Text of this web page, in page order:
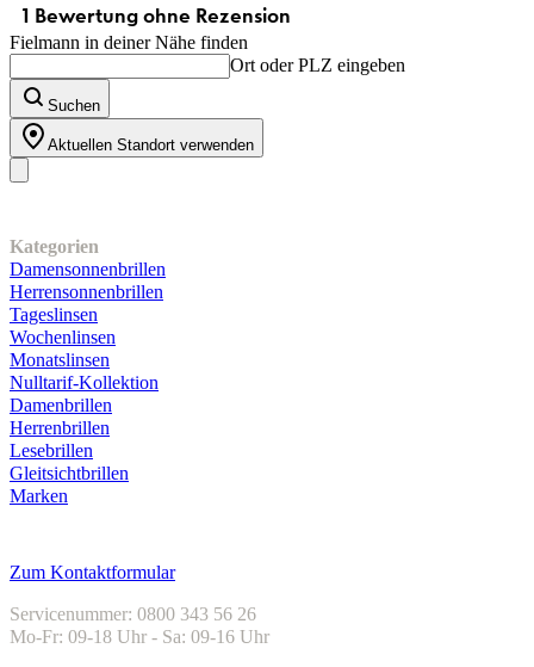
Fielmann in deiner Nähe finden
Ort oder PLZ eingeben
Suchen
Aktuellen Standort verwenden
Kategorien
Damensonnenbrillen
Herrensonnenbrillen
Tageslinsen
Wochenlinsen
Monatslinsen
Nulltarif-Kollektion
Damenbrillen
Herrenbrillen
Lesebrillen
Gleitsichtbrillen
Marken
Zum Kontaktformular
Servicenummer: 0800 343 56 26
Mo-Fr: 09-18 Uhr - Sa: 09-16 Uhr